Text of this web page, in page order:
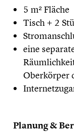
5 m² Fläche
Tisch + 2
eine
Oberkörper
Planung &